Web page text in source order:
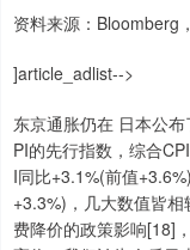
资料来源：Bloomberg
]article_adlist-->
东京通胀仍在 日本公
PI的先行指数，综合
I同比+3.1%(前值
+3.3%)，几大数值皆
费降价的政策影响[18]